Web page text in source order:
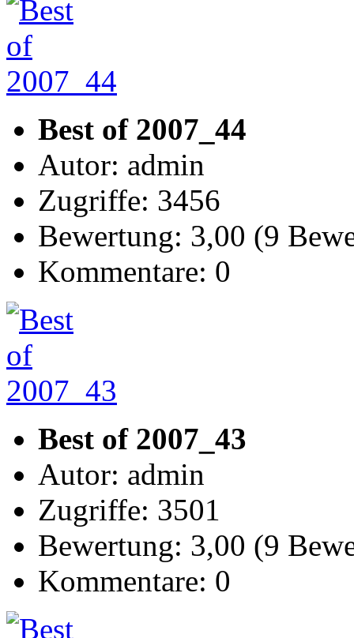
Best of 2007_44
Autor: admin
Zugriffe: 3456
Bewertung: 3,00 (9
Kommentare: 0
Best of 2007_43
Autor: admin
Zugriffe: 3501
Bewertung: 3,00 (9
Kommentare: 0